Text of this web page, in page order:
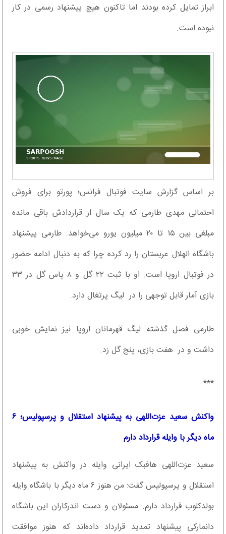
ابراز تمایل کرده بودند اما تاکنون هیچ پیشنهاد رسمی در کار
نبوده است.
بر اساس گزارش سایت فوتبال فرانس؛ پورتو برای فروش
احتمالی مهدی طارمی که یک سال از قراردادش باقی مانده
مبلغی بین ۱۵ تا ۲۰ میلیون یورو می‌خواهد. طارمی پیشنهاد
باشگاه الهلال عربستان را رد کرده چرا که به دنبال ادامه حضور
در فوتبال اروپا است. او با ثبت ۲۲ گل و ۸ پاس گل در ۳۳
بازی آمار قابل توجهی را در لیگ پرتغال دارد.
طارمی فصل گذشته لیگ قهرمانان اروپا نیز نمایش خوبی
داشت و در هفت بازی، پنج گل زد.
***
واکنش سعید عزت‌اللهی به پیشنهاد استقلال و پرسپولیس؛ ۶
ماه دیگر با وایله قرارداد دارم
سعید عزت‌اللهی هافبک ایرانی وایله در واکنش به پیشنهاد
استقلال و پرسپولیس گفت: من هنوز ۶ ماه دیگر با باشگاه وایله
بولدکلوب قرارداد دارم. مسئولان و دست اندرکاران این باشگاه
دانمارکی پیشنهاد تمدید قرارداد داده‌اند که هنوز موافقت